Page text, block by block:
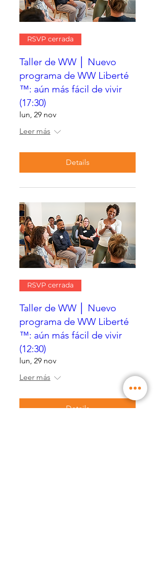
RSVP cerrada
Taller de WW │ Nuevo
programa de WW Liberté
™: aún más fácil de vivir
(17:30)
lun, 29 nov
Leer más
Details
RSVP cerrada
Taller de WW │ Nuevo
programa de WW Liberté
™: aún más fácil de vivir
(12:30)
lun, 29 nov
Leer más
Details